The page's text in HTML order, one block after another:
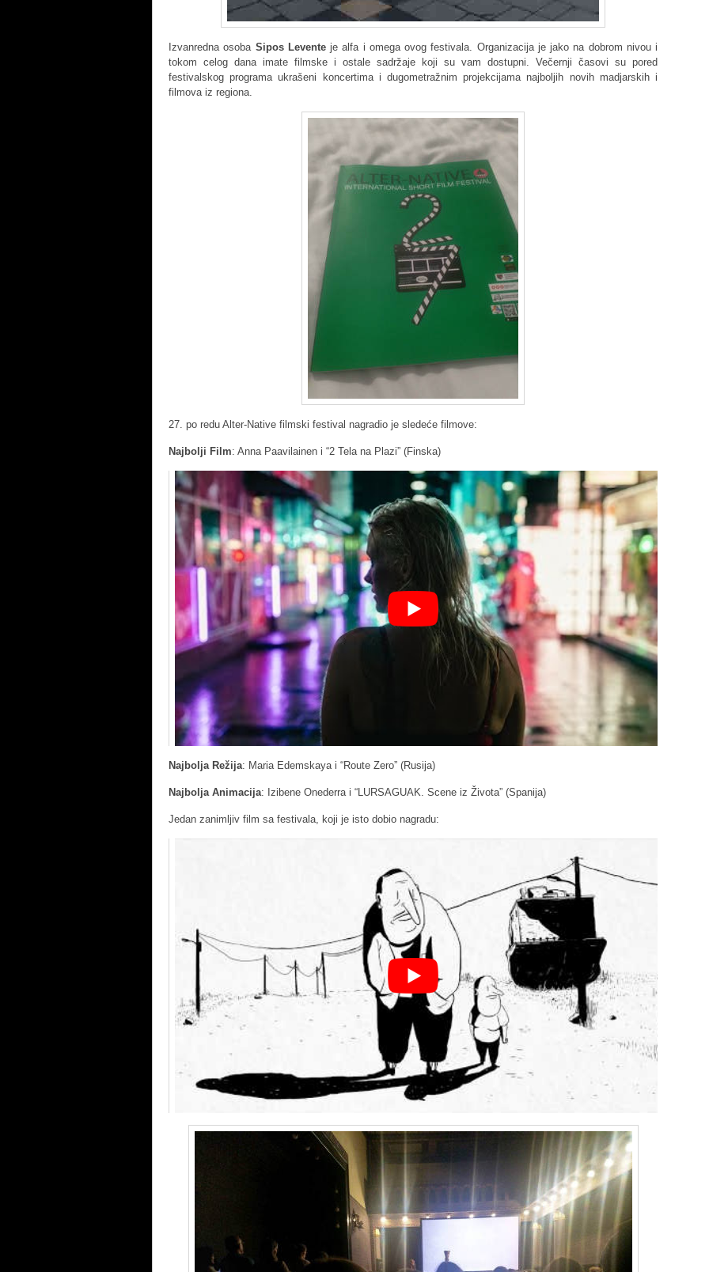
Izvanredna osoba Sipos Leventeje alfa i omega ovog festivala. Organizacija je jako na dobrom nivou i
tokom celog dana imate filmske i ostale sadržaje koji su vam dostupni. Večernji časovi su pored
festivalskog programa ukrašeni koncertima i dugometražnim projekcijama najboljih novih madjarskih i
filmova iz regiona.
27. po redu Alter-Native filmski festival nagradio je sledeće filmove:
Najbolji Film: Anna Paavilainen i “2 Tela na Plazi” (Finska)
Najbolja Režija: Maria Edemskaya i “Route Zero” (Rusija)
Najbolja Animacija: Izibene Onederra i “LURSAGUAK. Scene iz Života” (Spanija)
Jedan zanimljiv film sa festivala, koji je isto dobio nagradu: